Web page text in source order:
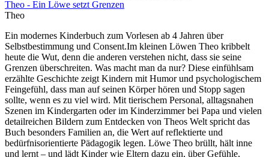
Theo - Ein Löwe setzt Grenzen
Theo
Ein modernes Kinderbuch zum Vorlesen ab 4 Jahren über
Selbstbestimmung und Consent.Im kleinen Löwen Theo kribbelt
heute die Wut, denn die anderen verstehen nicht, dass sie seine
Grenzen überschreiten. Was macht man da nur? Diese einfühlsam
erzählte Geschichte zeigt Kindern mit Humor und psychologischem
Feingefühl, dass man auf seinen Körper hören und Stopp sagen
sollte, wenn es zu viel wird. Mit tierischem Personal, alltagsnahen
Szenen im Kindergarten oder im Kinderzimmer bei Papa und vielen
detailreichen Bildern zum Entdecken von Theos Welt spricht das
Buch besonders Familien an, die Wert auf reflektierte und
bedürfnisorientierte Pädagogik legen. Löwe Theo brüllt, hält inne
und lernt – und lädt Kinder wie Eltern dazu ein, über Gefühle,